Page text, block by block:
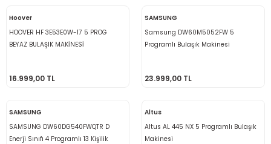
Hoover
HOOVER HF 3E53E0W-17 5 PROG
BEYAZ BULAŞIK MAKİNESİ
16.999,00 TL
SAMSUNG
Samsung DW60M5052FW 5
Programlı Bulaşık Makinesi
23.999,00 TL
SAMSUNG
SAMSUNG DW60DG540FWQTR D
Enerji Sınıfı 4 Programlı 13 Kişilik
Altus
Altus AL 445 NX 5 Programlı Bulaşık
Makinesi